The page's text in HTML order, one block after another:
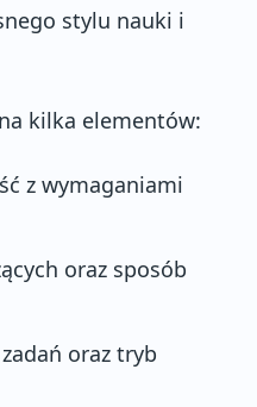
stylu nauki i
kilka elementów:
z wymaganiami
oraz sposób
oraz tryb